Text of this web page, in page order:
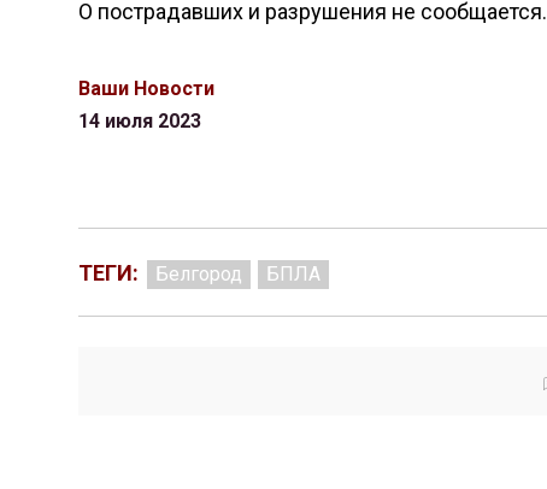
О пострадавших и разрушения не сообщается.
Ваши Новости
14 июля 2023
ТЕГИ: Белгород БПЛА